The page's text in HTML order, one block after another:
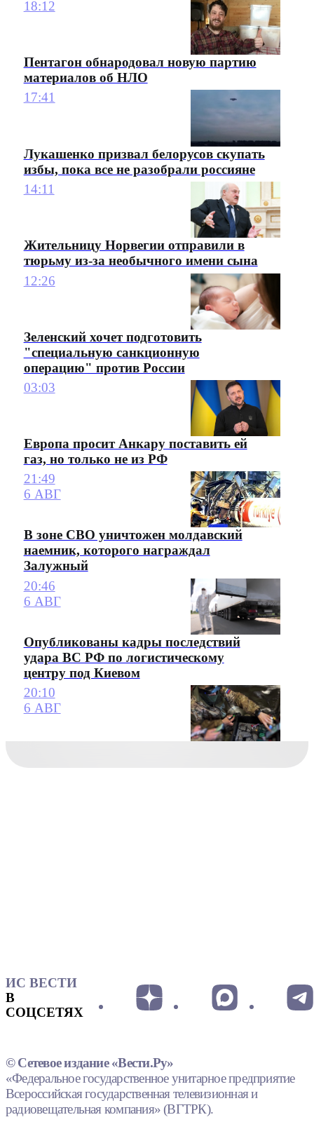
18:12
Пентагон обнародовал новую партию
материалов об НЛО
17:41
Лукашенко призвал белорусов скупать
избы, пока все не разобрали россияне
14:11
Жительницу Норвегии отправили в
тюрьму из-за необычного имени сына
12:26
Зеленский хочет подготовить
"специальную санкционную
операцию" против России
03:03
Европа просит Анкару поставить ей
газ, но только не из РФ
21:49
6 АВГ
В зоне СВО уничтожен молдавский
наемник, которого награждал
Залужный
20:46
6 АВГ
Опубликованы кадры последствий
удара ВС РФ по логистическому
центру под Киевом
20:10
6 АВГ
ИС ВЕСТИ
В
СОЦСЕТЯХ
© Сетевое издание «Вести.Ру»
«Федеральное государственное унитарное предприятие
Всероссийская государственная телевизионная и
радиовещательная компания» (ВГТРК).